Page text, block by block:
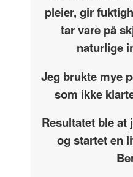
pleier, gir
tar vare på
naturlige
Jeg brukte mye
som ikke
Resultatet ble at
og startet en